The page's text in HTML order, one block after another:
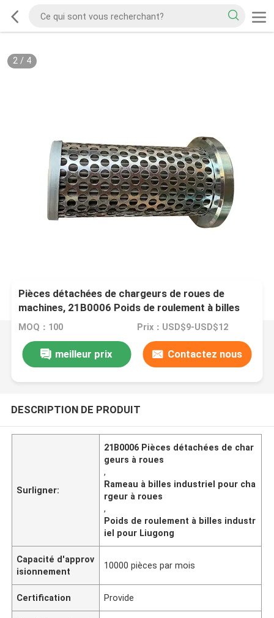
2/ 4
Pièces détachées de chargeurs de roues de
machines, 21B0006 Poids de roulement à billes
industriel pour Liugong
MOQ：100 Prix：USD$9-USD$12
meilleur prix Contactez nous
DESCRIPTION DE PRODUIT
Surligner:
21B0006 Pièces détachées de char
geurs à roues
,
Rameau à billes industriel pour cha
rgeur à roues
,
Poids de roulement à billes industr
iel pour Liugong
Capacité d'approv
isionnement
10000 pièces par mois
Certification Provide